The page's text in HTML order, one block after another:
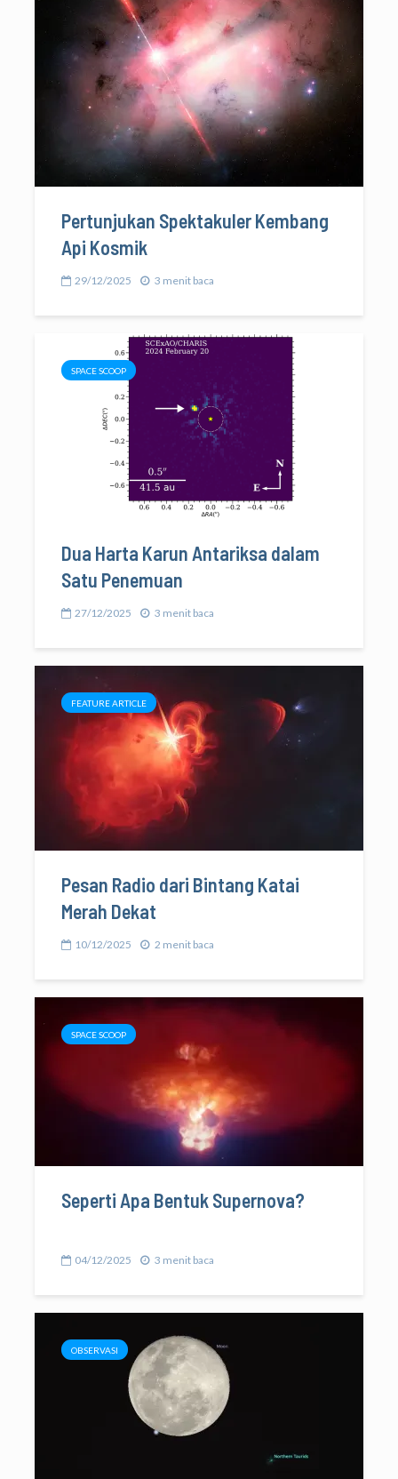
Pertunjukan Spektakuler Kembang
Api Kosmik
29/12/2025 3 menit baca
SPACE SCOOP
Dua Harta Karun Antariksa dalam
Satu Penemuan
27/12/2025 3 menit baca
FEATURE ARTICLE
Pesan Radio dari Bintang Katai
Merah Dekat
10/12/2025 2 menit baca
SPACE SCOOP
Seperti Apa Bentuk Supernova?
04/12/2025 3 menit baca
OBSERVASI